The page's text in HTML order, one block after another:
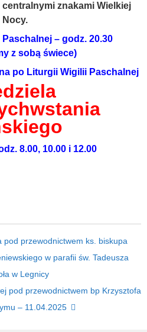
centralnymi znakami Wielkiej
Nocy.
– godz. 20.30
z sobą świece)
po Liturgii Wigilii Paschalnej
8.00, 10.00 i 12.00
pod przewodnictwem ks. biskupa
w parafii św. Tadeusza
w Legnicy
pod przewodnictwem bp Krzysztofa
– 11.04.2025